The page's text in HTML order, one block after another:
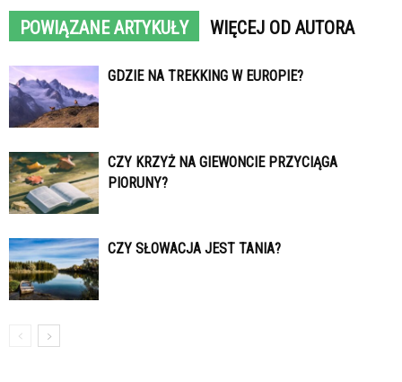
POWIĄZANE ARTYKUŁY WIĘCEJ OD AUTORA
GDZIE NA TREKKING W EUROPIE?
CZY KRZYŻ NA GIEWONCIE PRZYCIĄGA
PIORUNY?
CZY SŁOWACJA JEST TANIA?